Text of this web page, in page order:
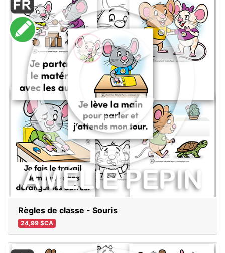
Règles de classe - Souris
24,99 $CA